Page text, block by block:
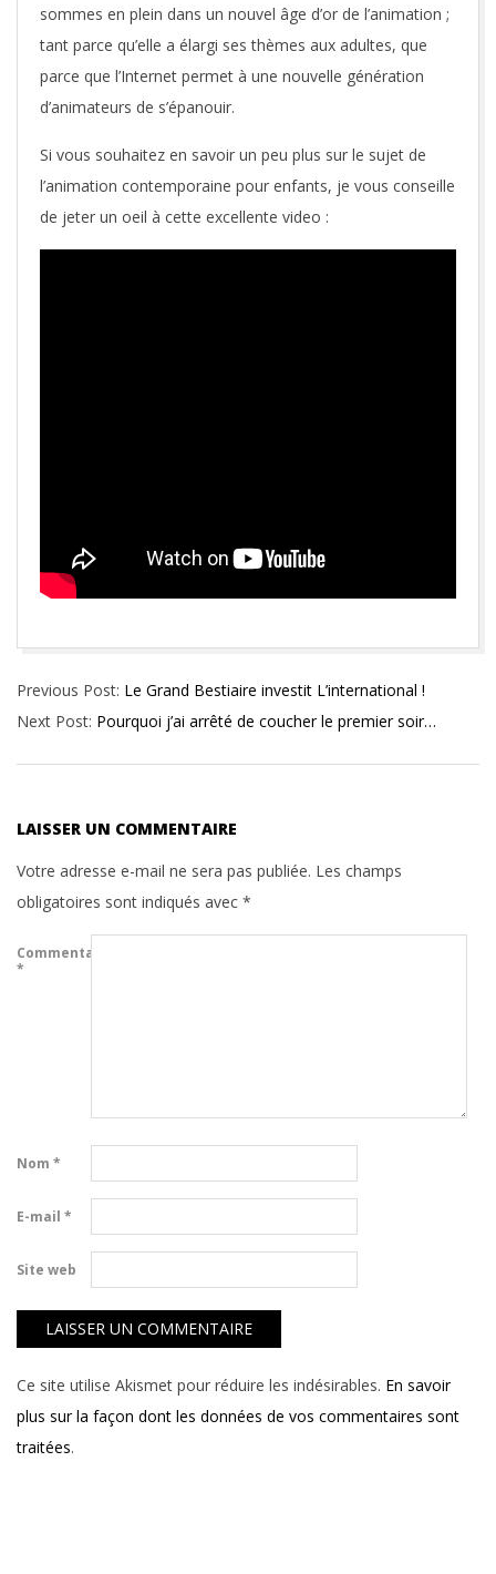
sommes en plein dans un nouvel âge d’or de l’animation ;
tant parce qu’elle a élargi ses thèmes aux adultes, que
parce que l’Internet permet à une nouvelle génération
d’animateurs de s’épanouir.
Si vous souhaitez en savoir un peu plus sur le sujet de
l’animation contemporaine pour enfants, je vous conseille
de jeter un oeil à cette excellente video :
10-
20
Previous Post: Le Grand Bestiaire investit L’international !
Next Post: Pourquoi j’ai arrêté de coucher le premier soir…
LAISSER UN COMMENTAIRE
Votre adresse e-mail ne sera pas publiée. Les champs
obligatoires sont indiqués avec *
Commentaire
*
Nom *
E-mail *
Site web
Ce site utilise Akismet pour réduire les indésirables. En savoir
plus sur la façon dont les données de vos commentaires sont
traitées.